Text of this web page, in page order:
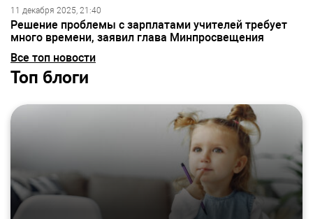
11 декабря 2025, 21:40
Решение проблемы с зарплатами учителей требует
много времени, заявил глава Минпросвещения
Все топ новости
Топ блоги